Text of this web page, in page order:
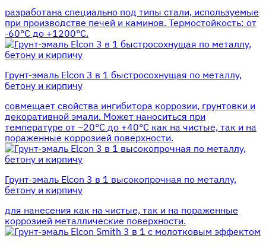
разработана специально под типы стали, используемые
при производстве печей и каминов. Термостойкость: от
-60°С до +1200°С.
Грунт-эмаль Elcon 3 в 1 быстросохнущая по металлу,
бетону и кирпичу
совмещает свойства ингибитора коррозии, грунтовки и
декоративной эмали. Может наноситься при
температуре от –20°С до +40°С как на чистые, так и на
пораженные коррозией поверхности.
Грунт-эмаль Elcon 3 в 1 высокопрочная по металлу,
бетону и кирпичу
для нанесения как на чистые, так и на пораженные
коррозией металлические поверхности.